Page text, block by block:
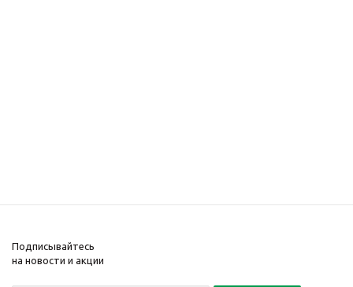
Подписывайтесь
на новости и акции